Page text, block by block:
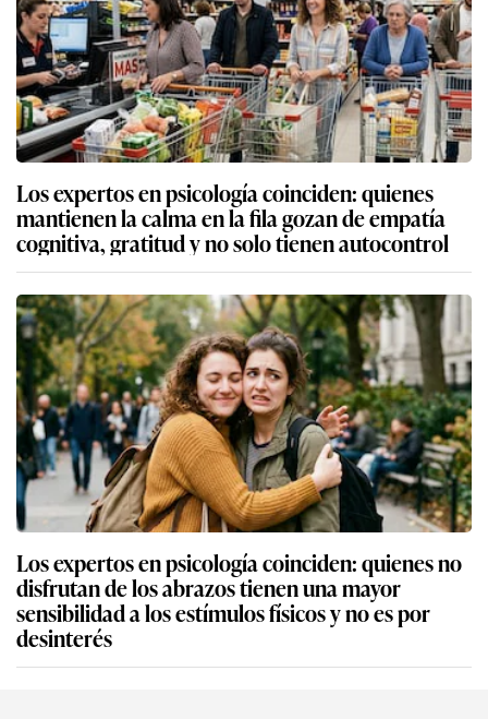
Los expertos en psicología coinciden: quienes
mantienen la calma en la fila gozan de empatía
cognitiva, gratitud y no solo tienen autocontrol
Los expertos en psicología coinciden: quienes no
disfrutan de los abrazos tienen una mayor
sensibilidad a los estímulos físicos y no es por
desinterés